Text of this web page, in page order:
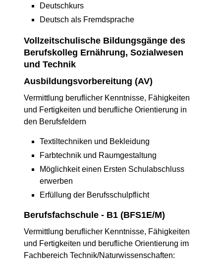
Deutschkurs
Deutsch als Fremdsprache
Vollzeitschulische Bildungsgänge des
Berufskolleg Ernährung, Sozialwesen
und Technik
Ausbildungsvorbereitung (AV)
Vermittlung beruflicher Kenntnisse, Fähigkeiten
und Fertigkeiten und berufliche Orientierung in
den Berufsfeldern
Textiltechniken und Bekleidung
Farbtechnik und Raumgestaltung
Möglichkeit einen Ersten Schulabschluss
erwerben
Erfüllung der Berufsschulpflicht
Berufsfachschule - B1 (BFS1E/M)
Vermittlung beruflicher Kenntnisse, Fähigkeiten
und Fertigkeiten und berufliche Orientierung im
Fachbereich Technik/Naturwissenschaften: